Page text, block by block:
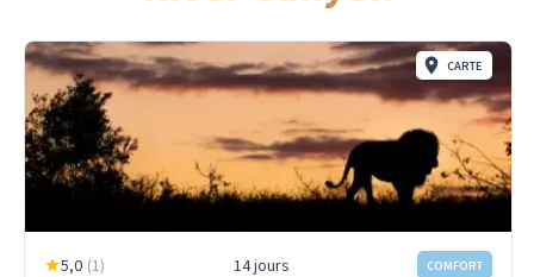
CARTE
5,0 (1) 14 jours COMFORT